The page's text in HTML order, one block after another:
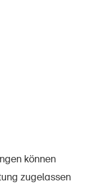
können
zugelassen